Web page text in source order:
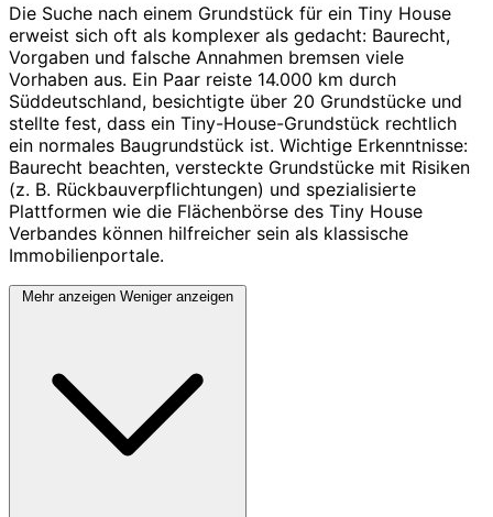
Die Suche nach einem Grundstück für ein Tiny House
erweist sich oft als komplexer als gedacht: Baurecht,
Vorgaben und falsche Annahmen bremsen viele
Vorhaben aus. Ein Paar reiste 14.000 km durch
Süddeutschland, besichtigte über 20 Grundstücke und
stellte fest, dass ein Tiny-House-Grundstück rechtlich
ein normales Baugrundstück ist. Wichtige Erkenntnisse:
Baurecht beachten, versteckte Grundstücke mit Risiken
(z. B. Rückbauverpflichtungen) und spezialisierte
Plattformen wie die Flächenbörse des Tiny House
Verbandes können hilfreicher sein als klassische
Immobilienportale.
Mehr anzeigen Weniger anzeigen